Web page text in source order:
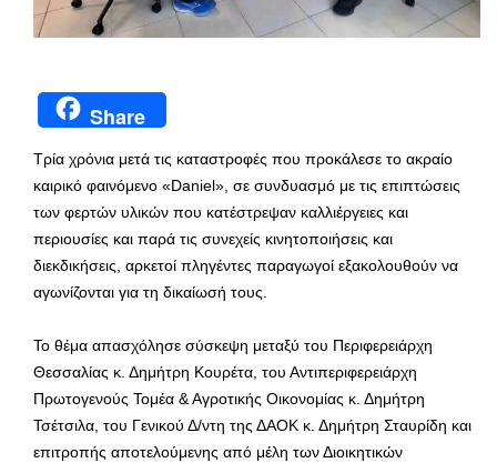
Share
Τρία χρόνια μετά τις καταστροφές που προκάλεσε το ακραίο
καιρικό φαινόμενο «Daniel», σε συνδυασμό με τις επιπτώσεις
των φερτών υλικών που κατέστρεψαν καλλιέργειες και
περιουσίες και παρά τις συνεχείς κινητοποιήσεις και
διεκδικήσεις, αρκετοί πληγέντες παραγωγοί εξακολουθούν να
αγωνίζονται για τη δικαίωσή τους.
Το θέμα απασχόλησε σύσκεψη μεταξύ του Περιφερειάρχη
Θεσσαλίας κ. Δημήτρη Κουρέτα, του Αντιπεριφερειάρχη
Πρωτογενούς Τομέα & Αγροτικής Οικονομίας κ. Δημήτρη
Τσέτσιλα, του Γενικού Δ/ντη της ΔΑΟΚ κ. Δημήτρη Σταυρίδη και
επιτροπής αποτελούμενης από μέλη των Διοικητικών